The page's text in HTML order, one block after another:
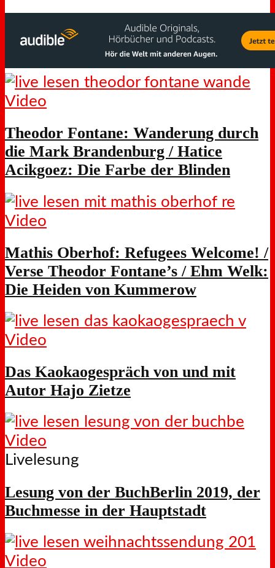
Video
Theodor Fontane: Wanderung durch
die Mark Brandenburg / Hatice
Acikgoez: Die Farbe der Blinden
Video
Mathis Oberhof: Refugees Welcome! /
Verse Theodor Fontane’s / Ehm Welk:
Die Heiden von Kummerow
Video
Das Kaokaogespräch von und mit
Autor Hajo Zietze
Video
Livelesung
Lesung von der BuchBerlin 2019, der
Buchmesse in der Hauptstadt
Video